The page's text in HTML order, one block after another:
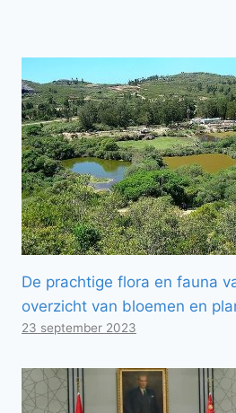
De prachtige flora en fauna
overzicht van bloemen en
23 september 2023